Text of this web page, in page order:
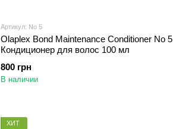
Артикул: No 5
Olaplex Bond Maintenance Conditioner No 5
Кондиционер для волос 100 мл
800 грн
В наличии
ХИТ